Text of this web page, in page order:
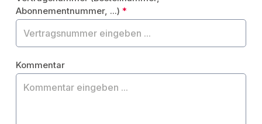
Abonnementnummer, ...)*
Kommentar